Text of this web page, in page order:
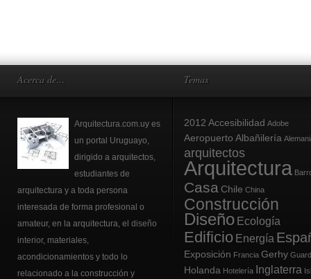
Acerca de…
Arquitectura.com.uy es
un portal Uruguayo,
dirigido a arquitectos,
estudiantes de
arquitectura y a toda persona
interesada de forma profesional o
amateur, en la arquitectura, el diseño
interior, materiales,
acondicionamientos y todo lo
relacionado a la construcción y
Temas
2012 Accesibilidad Adobe
Aeropuerto Albañilería
arquitectos
Arquitectura
Casa Chile China
Construcción
Diseño Ecología
Edificio Energía
Exposición Francia Gerhy
Holanda Hotelería Inglaterra